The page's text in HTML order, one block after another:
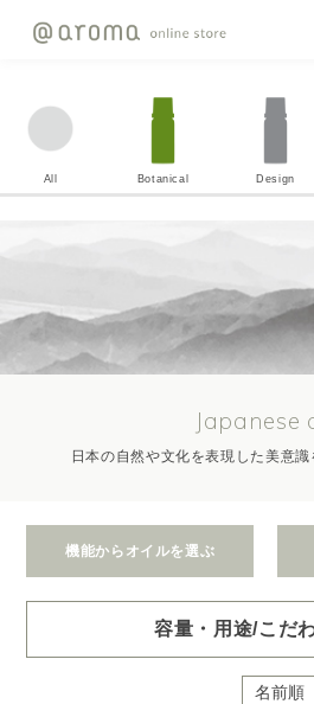
All Botanical Design
Japanese
日本の自然や文化を表現した美意
機能からオイルを選ぶ
容量・用途/こだ
用途・機能・種類 の項目ごとに選